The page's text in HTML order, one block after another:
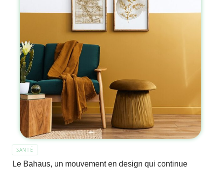
SANTÉ
Le Bahaus, un mouvement en design qui continue